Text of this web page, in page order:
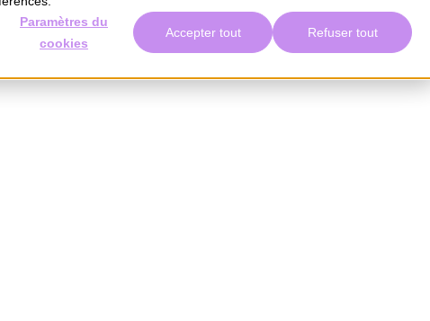
Paramètres du
cookies
Accepter tout Refuser tout